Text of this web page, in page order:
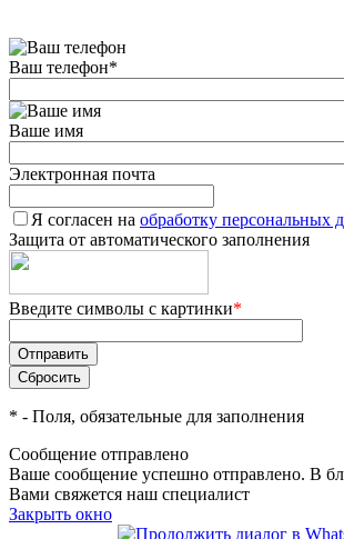
Ваш телефон*
Ваше имя
Электронная почта
Я согласен на обработку персональных
Защита от автоматического заполнения
Введите символы с картинки*
* - Поля, обязательные для заполнения
Сообщение отправлено
Ваше сообщение успешно отправлено. В
Вами свяжется наш специалист
Закрыть окно